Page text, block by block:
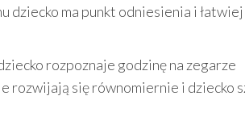
dziecko ma punkt odniesienia i łatwiej
rozpoznaje godzinę na zegarze
rozwijają się równomiernie i dziecko